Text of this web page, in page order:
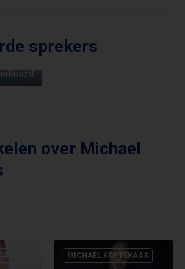
sprekers
over Michael
MICHAEL KORTEKAAS